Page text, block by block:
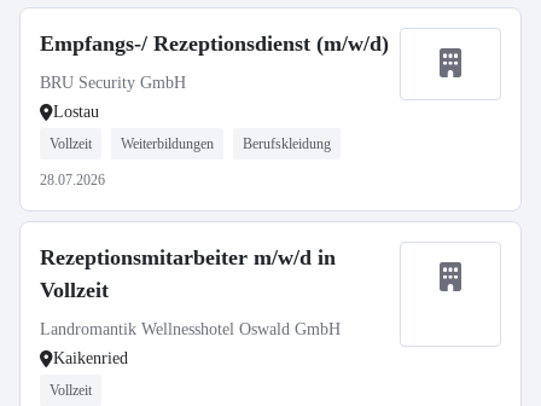
Empfangs-/ Rezeptionsdienst (m/w/d)
BRU Security GmbH
Lostau
Vollzeit Weiterbildungen Berufskleidung
28.07.2026
Rezeptionsmitarbeiter m/w/d in
Vollzeit
Landromantik Wellnesshotel Oswald GmbH
Kaikenried
Vollzeit